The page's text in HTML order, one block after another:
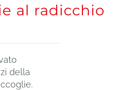
al radicchio
della